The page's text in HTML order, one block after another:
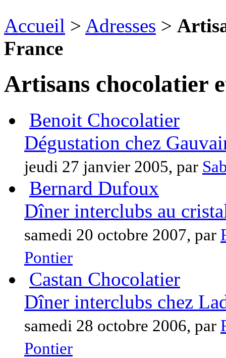
Accueil > Adresses >
France
Artisans chocolatier
Benoit Chocolatier
Dégustation chez
jeudi 27 janvier 2005, par
Bernard Dufoux
Dîner interclubs au
samedi 20 octobre 2007, par
Pontier
Castan Chocolatier
Dîner interclubs chez
samedi 28 octobre 2006, par
Pontier